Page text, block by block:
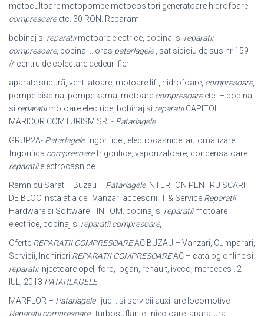
motocultoare motopompe motocositori generatoare hidrofoare
compresoareetc. 30 RON. Reparam
bobinaj si reparatiimotoare electrice, bobinaj si reparatii
compresoare, bobinaj .. oras patarlagele, sat sibiciu de sus nr 159
// centru de colectare dedeuri fier
aparate sudurã, ventilatoare, motoare lift, hidrofoare, compresoare,
pompe piscina, pompe kama, motoare compresoareetc. – bobinaj
si reparatiimotoare electrice, bobinaj si reparatiiCAPITOL
MARICOR COMTURISM SRL- Patarlagele
GRUP2A- Patarlagelefrigorifice , electrocasnice, automatizare
frigorifica compresoarefrigorifice, vaporizatoare, condensatoare.
reparatiielectrocasnice
Ramnicu Sarat – Buzau – PatarlageleINTERFON PENTRU SCARI
DE BLOC Instalatia de . Vanzari accesorii IT & Service Reparatii
Hardware si Software TINTOM. bobinaj si reparatiimotoare
electrice, bobinaj si reparatii compresoare,
Oferte REPARATII COMPRESOAREAC BUZAU – Vanzari, Cumparari,
Servicii, Inchirieri REPARATII COMPRESOAREAC – catalog online si
reparatiiinjectoare opel, ford, logan, renault, iveco, mercedes . 2
IUL, 2013 PATARLAGELE
MARFLOR – Patarlagele| jud. . si servicii auxiliare locomotive
Reparatii compresoare, turbosuflante, injectoare, aparatura